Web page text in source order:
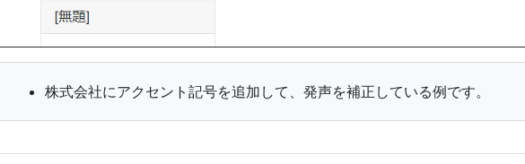
株式会社にアクセント記号を追加して、発声を補正している例です。